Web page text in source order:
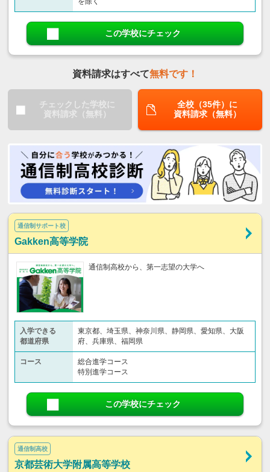
この学校にチェック
資料請求はすべて無料です！
チェックした学校に
資料請求（無料）
全校（35件）に
資料請求（無料）
通信制サポート校
Gakken高等学院
通信制高校から、第一志望の大学へ
入学できる
都道府県
東京都、埼玉県、神奈川県、静岡県、愛知県、大阪
府、兵庫県、福岡県
コース
総合進学コース
特別進学コース
この学校にチェック
通信制高校
京都芸術大学附属高等学校